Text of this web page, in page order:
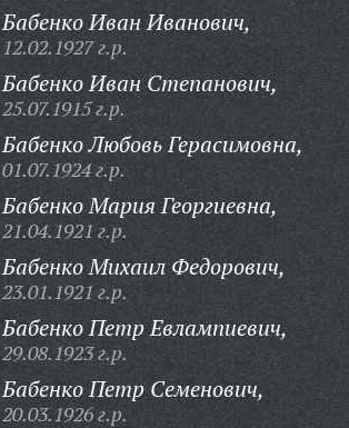
Бабенко Иван Иванович,
12.02.1927 г.р.
Бабенко Иван Степанович,
25.07.1915 г.р.
Бабенко Любовь Герасимовна,
01.07.1924 г.р.
Бабенко Мария Георгиевна,
21.04.1921 г.р.
Бабенко Михаил Федорович,
23.01.1921 г.р.
Бабенко Петр Евлампиевич,
29.08.1923 г.р.
Бабенко Петр Семенович,
20.03.1926 г.р.